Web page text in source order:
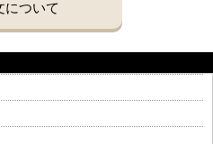
について